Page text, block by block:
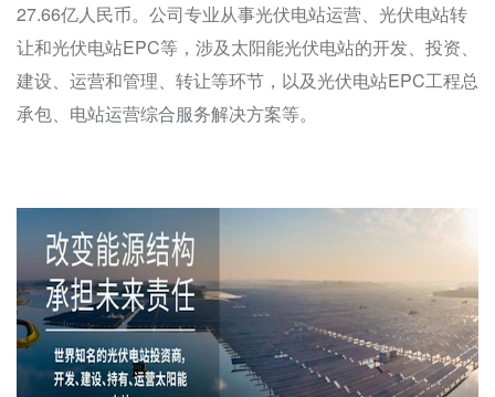
27.66亿人民币。公司专业从事光伏电站运营、光伏电站转
让和光伏电站EPC等，涉及太阳能光伏电站的开发、投资、
建设、运营和管理、转让等环节，以及光伏电站EPC工程总
承包、电站运营综合服务解决方案等。